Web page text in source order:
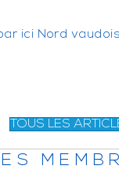
ici Nord vaudois
TOUS LES